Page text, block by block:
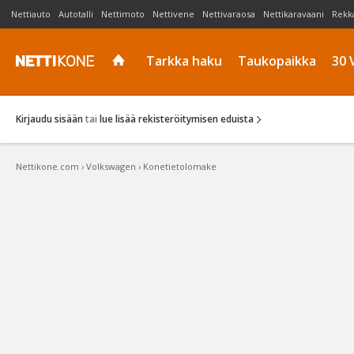
Nettiauto Autotalli Nettimoto Nettivene Nettivaraosa Nettikaravaani
Tarkka haku Taukopaikka 30
Kirjaudu sisään tai lue lisää rekisteröitymisen eduista
Nettikone.com › Volkswagen › Konetietolomake